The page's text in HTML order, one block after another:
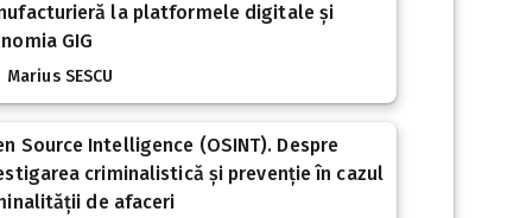
la platformele digitale și
GIG
Marius SESCU
Source Intelligence (OSINT). Despre
criminalistică și prevenție în cazul
de afaceri